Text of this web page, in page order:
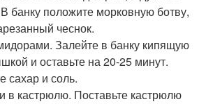
банку положите морковную ботву,
чеснок.
Залейте в банку кипящую
и оставьте на 20-25 минут.
сахар и соль.
в кастрюлю. Поставьте кастрюлю